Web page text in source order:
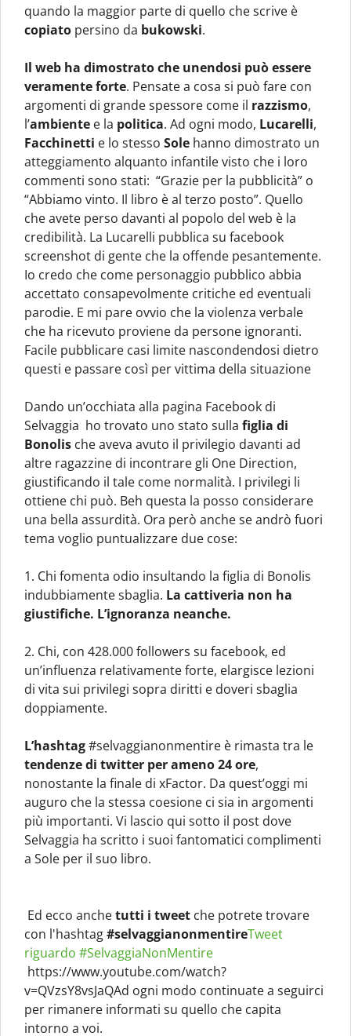
quando la maggior parte di quello che scrive è
copiato persino da bukowski.
Il web ha dimostrato che unendosi può essere
veramente forte. Pensate a cosa si può fare con
argomenti di grande spessore come il razzismo,
l’ambiente e la politica. Ad ogni modo, Lucarelli,
Facchinetti e lo stesso Sole hanno dimostrato un
atteggiamento alquanto infantile visto che i loro
commenti sono stati: “Grazie per la pubblicità” o
“Abbiamo vinto. Il libro è al terzo posto”. Quello
che avete perso davanti al popolo del web è la
credibilità. La Lucarelli pubblica su facebook
screenshot di gente che la offende pesantemente.
Io credo che come personaggio pubblico abbia
accettato consapevolmente critiche ed eventuali
parodie. E mi pare ovvio che la violenza verbale
che ha ricevuto proviene da persone ignoranti.
Facile pubblicare casi limite nascondendosi dietro
questi e passare così per vittima della situazione
Dando un’occhiata alla pagina Facebook di
Selvaggia ho trovato uno stato sulla figlia di
Bonolis che aveva avuto il privilegio davanti ad
altre ragazzine di incontrare gli One Direction,
giustificando il tale come normalità. I privilegi li
ottiene chi può. Beh questa la posso considerare
una bella assurdità. Ora però anche se andrò fuori
tema voglio puntualizzare due cose:
1. Chi fomenta odio insultando la figlia di Bonolis
indubbiamente sbaglia. La cattiveria non ha
giustifiche. L’ignoranza neanche.
2. Chi, con 428.000 followers su facebook, ed
un’influenza relativamente forte, elargisce lezioni
di vita sui privilegi sopra diritti e doveri sbaglia
doppiamente.
L’hashtag#selvaggianonmentire è rimasta tra le
tendenze di twitter per ameno 24 ore,
nonostante la finale di xFactor. Da quest’oggi mi
auguro che la stessa coesione ci sia in argomenti
più importanti. Vi lascio qui sotto il post dove
Selvaggia ha scritto i suoi fantomatici complimenti
a Sole per il suo libro.
Ed ecco anchetutti i tweet che potrete trovare
con l'hashtag#selvaggianonmentireTweet
riguardo #SelvaggiaNonMentire
https://www.youtube.com/watch?
v=QVzsY8vsJaQAd ogni modo continuate a seguirci
per rimanere informati su quello che capita
intorno a voi.